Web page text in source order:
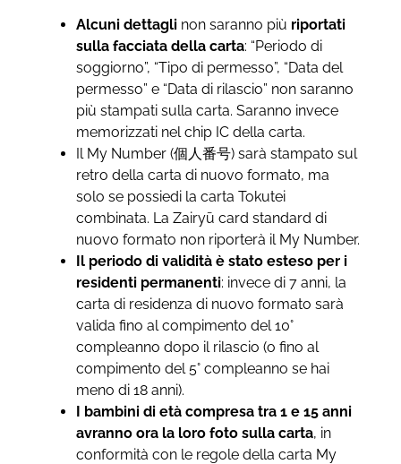
Alcuni dettagli non saranno più riportati
sulla facciata della carta: “Periodo di
soggiorno”, “Tipo di permesso”, “Data del
permesso” e “Data di rilascio” non saranno
più stampati sulla carta. Saranno invece
memorizzati nel chip IC della carta.
Il My Number (個人番号) sarà stampato sul
retro della carta di nuovo formato, ma
solo se possiedi la carta Tokutei
combinata. La Zairyū card standard di
nuovo formato non riporterà il My Number.
Il periodo di validità è stato esteso per i
residenti permanenti: invece di 7 anni, la
carta di residenza di nuovo formato sarà
valida fino al compimento del 10°
compleanno dopo il rilascio (o fino al
compimento del 5° compleanno se hai
meno di 18 anni).
I bambini di età compresa tra 1 e 15 anni
avranno ora la loro foto sulla carta, in
conformità con le regole della carta My